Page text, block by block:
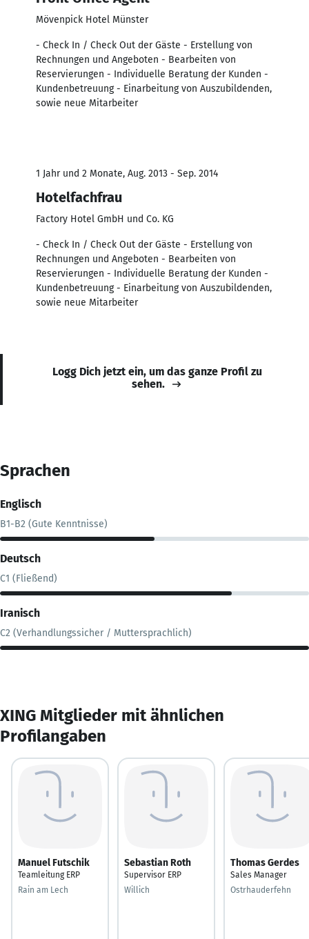
Mövenpick Hotel Münster
- Check In / Check Out der Gäste - Erstellung von
Rechnungen und Angeboten - Bearbeiten von
Reservierungen - Individuelle Beratung der Kunden -
Kundenbetreuung - Einarbeitung von Auszubildenden,
sowie neue Mitarbeiter
1 Jahr und 2 Monate, Aug. 2013 - Sep. 2014
Hotelfachfrau
Factory Hotel GmbH und Co. KG
- Check In / Check Out der Gäste - Erstellung von
Rechnungen und Angeboten - Bearbeiten von
Reservierungen - Individuelle Beratung der Kunden -
Kundenbetreuung - Einarbeitung von Auszubildenden,
sowie neue Mitarbeiter
Logg Dich jetzt ein, um das ganze Profil zu
sehen.
Sprachen
Englisch
B1-B2 (Gute Kenntnisse)
Deutsch
C1 (Fließend)
Iranisch
C2 (Verhandlungssicher / Muttersprachlich)
XING Mitglieder mit ähnlichen
Profilangaben
Manuel Futschik
Teamleitung ERP
Rain am Lech
Sebastian Roth
Supervisor ERP
Willich
Thomas Gerdes
Sales Manager
Ostrhauderfehn